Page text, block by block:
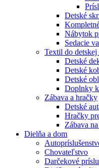
Detské
Nábytok
Sedacie
Textil do
Detské
Detské
Detské
Doplnky
Zábava a hračky
Detské
Hračky
Zábava
Dielňa a dom
Chovateľstvo
Darčekové